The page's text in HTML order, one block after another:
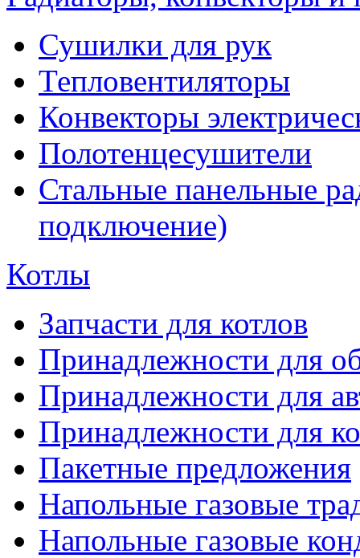
Сушилки для рук
Тепловентиляторы
Конвекторы
Полотенцесушители
Стальные панельные
подключение)
Котлы
Запчасти для котлов
Принадлежности для
Принадлежности для
Принадлежности для
Пакетные предложения
Напольные газовые
Напольные газовые